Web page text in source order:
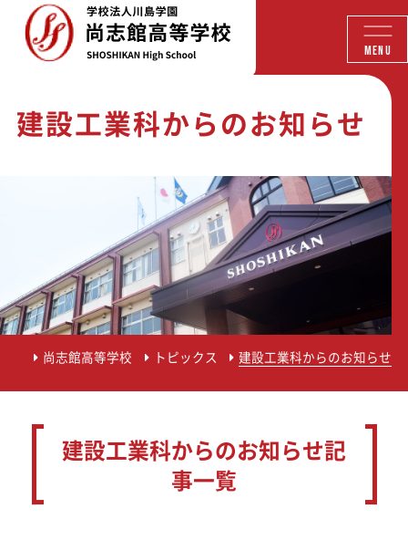
MENU
建設工業科からのお知らせ
尚志館高等学校 トピックス 建設工業科からのお知らせ
建設工業科からのお知らせ記
事一覧